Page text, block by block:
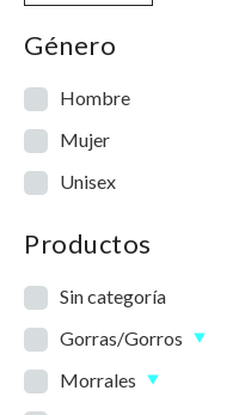
Género
Hombre
Mujer
Unisex
Productos
Sin categoría
Gorras/Gorros
Morrales